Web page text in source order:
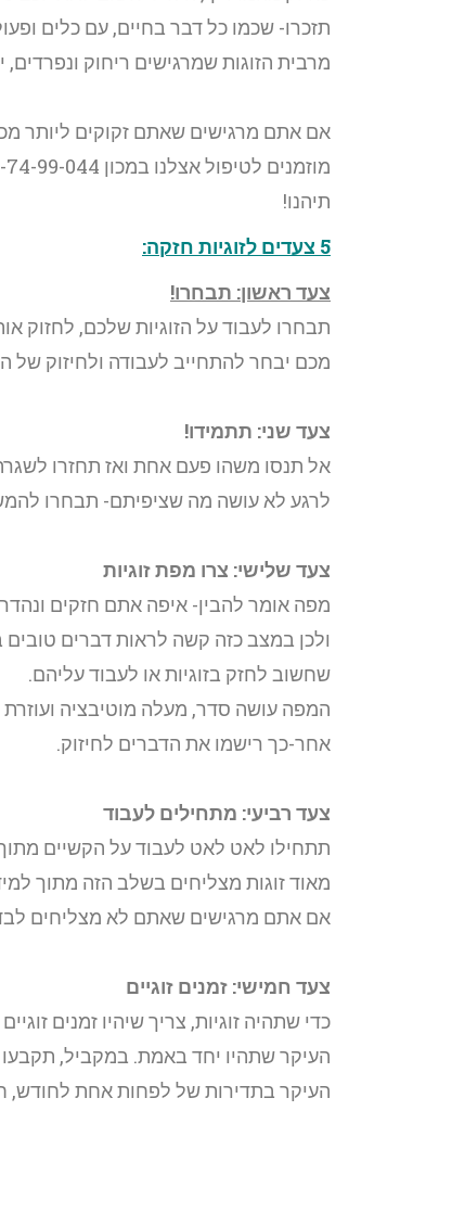
תזכרו- שכמו כל דבר בחיים, עם כלים
מרבית הזוגות שמרגישים ריחוק ונפרדים,
אם אתם מרגישים שאתם זקוקים ליותר
מוזמנים לטיפול אצלנו במכון 074-74-99-044 (טלפון/ווטסאפ).
תיהנו!
5 צעדים לזוגיות חזקה:
צעד ראשון: תבחרו!
תבחרו לעבוד על הזוגיות שלכם, לחזוק
מכם יבחר להתחייב לעבודה ולחיזוק של
צעד שני: תתמידו!
אל תנסו משהו פעם אחת ואז תחזרו
לרגע לא עושה מה שציפיתם- תבחרו
צעד שלישי: צרו מפת זוגיות
מפה אומר להבין- איפה אתם חזקים
ולכן במצב כזה קשה לראות דברים
שחשוב לחזק בזוגיות או לעבוד עליהם.
המפה עושה סדר, מעלה מוטיבציה
אחר-כך רישמו את הדברים לחיזוק.
צעד רביעי: מתחילים לעבוד
תתחילו לאט לאט לעבוד על הקשיים
מאוד זוגות מצליחים בשלב הזה מתוך
אם אתם מרגישים שאתם לא מצליחים
צעד חמישי: זמנים זוגיים
כדי שתהיה זוגיות, צריך שיהיו זמנים
העיקר שתהיו יחד באמת. במקביל,
העיקר בתדירות של לפחות אחת לחודש,